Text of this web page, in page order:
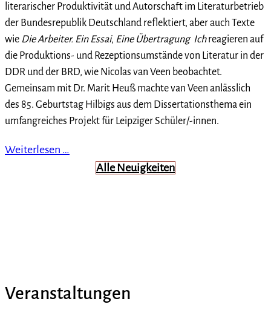
literarischer Produktivität und Autorschaft im Literaturbetrieb
der Bundesrepublik Deutschland reflektiert, aber auch Texte
wie Die Arbeiter. Ein Essai, Eine Übertragung Ichreagieren auf
die Produktions- und Rezeptionsumstände von Literatur in der
DDR und der BRD, wie Nicolas van Veen beobachtet.
Gemeinsam mit Dr. Marit Heuß machte van Veen anlässlich
des 85. Geburtstag Hilbigs aus dem Dissertationsthema ein
umfangreiches Projekt für Leipziger Schüler/-innen.
Weiterlesen …
Alle Neuigkeiten
Veranstaltungen